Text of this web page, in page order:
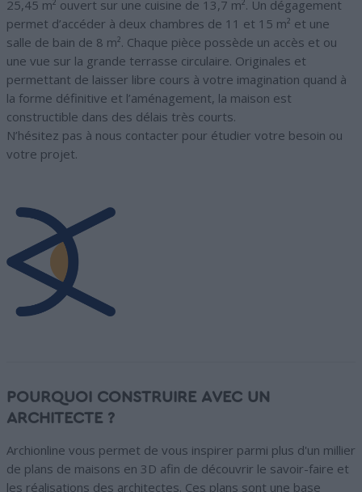
25,45 m² ouvert sur une cuisine de 13,7 m². Un dégagement
permet d’accéder à deux chambres de 11 et 15 m² et une
salle de bain de 8 m². Chaque pièce possède un accès et ou
une vue sur la grande terrasse circulaire. Originales et
permettant de laisser libre cours à votre imagination quand à
la forme définitive et l’aménagement, la maison est
constructible dans des délais très courts.
N’hésitez pas à nous contacter pour étudier votre besoin ou
votre projet.
POURQUOI CONSTRUIRE AVEC UN
ARCHITECTE ?
Archionline vous permet de vous inspirer parmi plus d'un millier
de plans de maisons en 3D afin de découvrir le savoir-faire et
les réalisations des architectes. Ces plans sont une base